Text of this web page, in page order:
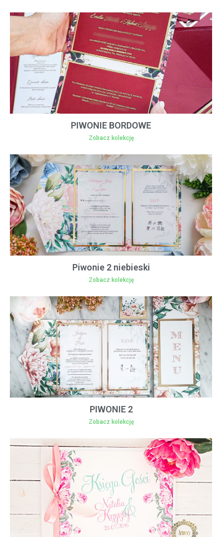
PIWONIE BORDOWE
Zobacz kolekcję
Piwonie 2 niebieski
Zobacz kolekcję
PIWONIE 2
Zobacz kolekcję